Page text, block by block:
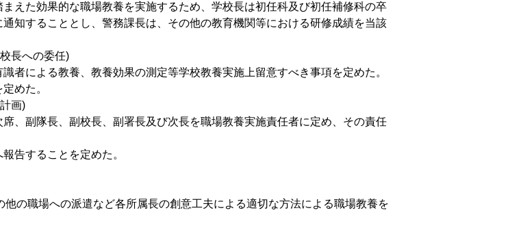
えた効果的な職場教養を実施するため、学校長は初任科及び初任補修科の卒
知することとし、警務課長は、その他の教育機関等における研修成績を当該
長への委任)
者による教養、教養効果の測定等学校教養実施上留意すべき事項を定めた。
めた。
画)
、副隊長、副校長、副署長及び次長を職場教養実施責任者に定め、その責任
告することを定めた。
の職場への派遣など各所属長の創意工夫による適切な方法による職場教養を